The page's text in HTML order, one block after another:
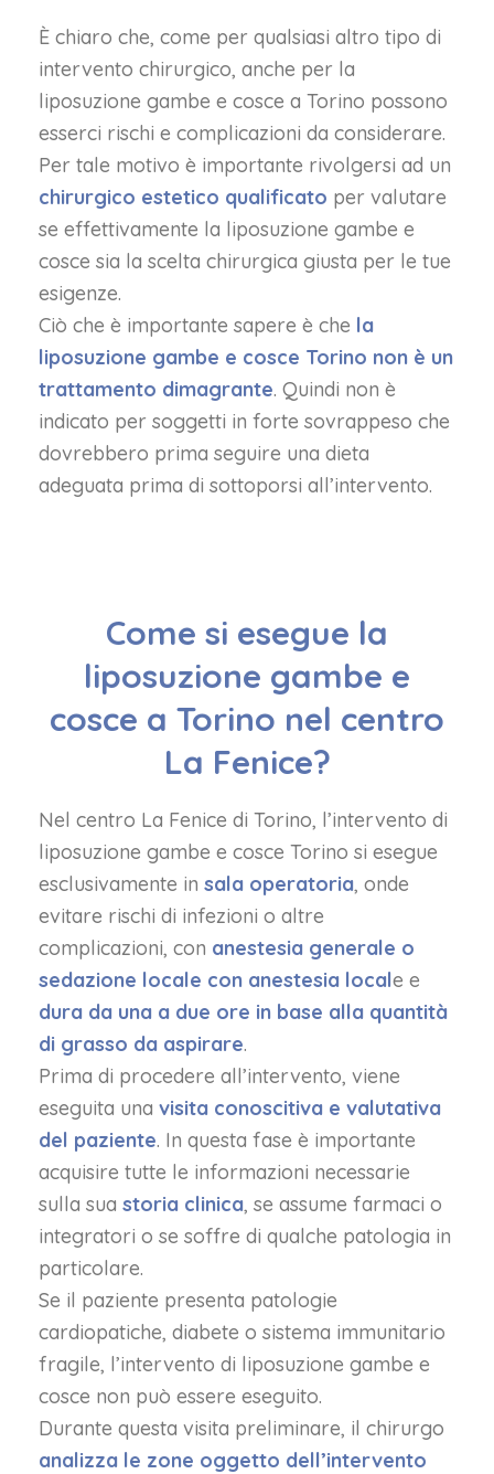
È chiaro che, come per qualsiasi altro tipo di
intervento chirurgico, anche per la
liposuzione gambe e cosce a Torino possono
esserci rischi e complicazioni da considerare.
Per tale motivo è importante rivolgersi ad un
chirurgico estetico qualificato per valutare
se effettivamente la liposuzione gambe e
cosce sia la scelta chirurgica giusta per le tue
esigenze.
Ciò che è importante sapere è che la
liposuzione gambe e cosce Torino non è un
trattamento dimagrante. Quindi non è
indicato per soggetti in forte sovrappeso che
dovrebbero prima seguire una dieta
adeguata prima di sottoporsi all’intervento.
Come si esegue la
liposuzione gambe e
cosce a Torino nel centro
La Fenice?
Nel centro La Fenice di Torino, l’intervento di
liposuzione gambe e cosce Torino si esegue
esclusivamente in sala operatoria, onde
evitare rischi di infezioni o altre
complicazioni, con anestesia generale o
sedazione locale con anestesia locale e
dura da una a due ore in base alla quantità
di grasso da aspirare.
Prima di procedere all’intervento, viene
eseguita una visita conoscitiva e valutativa
del paziente. In questa fase è importante
acquisire tutte le informazioni necessarie
sulla sua storia clinica, se assume farmaci o
integratori o se soffre di qualche patologia in
particolare.
Se il paziente presenta patologie
cardiopatiche, diabete o sistema immunitario
fragile, l’intervento di liposuzione gambe e
cosce non può essere eseguito.
Durante questa visita preliminare, il chirurgo
analizza le zone oggetto dell’intervento